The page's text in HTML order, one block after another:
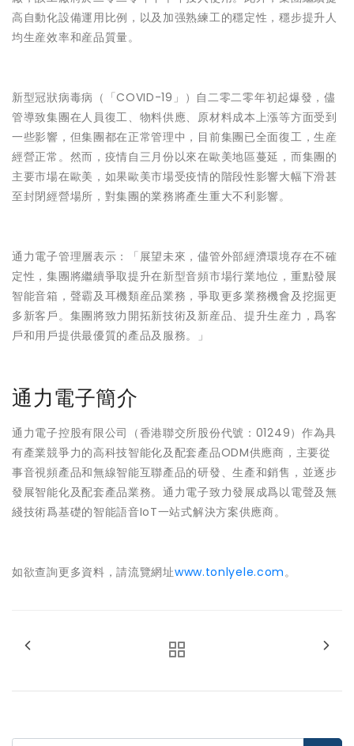
高自動化設備運用比例，以及加强熟練工的穩定性，穩步提升人
均生産效率和産品質量。
新型冠狀病毒病（「COVID-19」）自二零二零年初起爆發，儘
管導致集團在人員復工、物料供應、原材料成本上漲等方面受到
一些影響，但集團都在正常管理中，目前集團已全面復工，生産
經營正常。然而，疫情自三月份以來在歐美地區蔓延，而集團的
主要市場在歐美，如果歐美市場受疫情的階段性影響大幅下滑甚
至封閉經營場所，對集團的業務將產生重大不利影響。
通力電子管理層表示：「展望未來，儘管外部經濟環境存在不確
定性，集團將繼續爭取提升在新型音頻市場行業地位，重點發展
智能音箱，聲霸及耳機類産品業務，爭取更多業務機會及挖掘更
多新客戶。集團將致力開拓新技術及新産品、提升生産力，爲客
戶和用戶提供最優質的產品及服務。」
通力電子簡介
通力電子控股有限公司（香港聯交所股份代號：01249）作為具
有產業競爭力的高科技智能化及配套產品ODM供應商，主要從
事音視頻產品和無線智能互聯產品的研發、生產和銷售，並逐步
發展智能化及配套產品業務。通力電子致力發展成爲以電聲及無
綫技術爲基礎的智能語音IoT一站式解決方案供應商。
如欲查詢更多資料，請流覽網址www.tonlyele.com。